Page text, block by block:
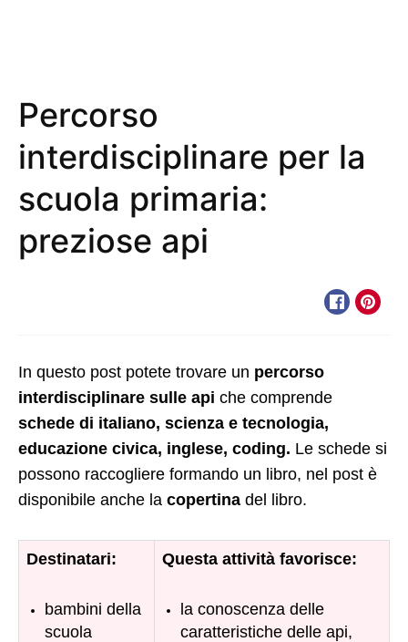
Percorso
interdisciplinare per la
scuola primaria:
preziose api
In questo post potete trovare un percorso
interdisciplinare sulle api che comprende
schede di italiano, scienza e tecnologia,
educazione civica, inglese, coding. Le schede si
possono raccogliere formando un libro, nel post è
disponibile anche la copertina del libro.
Destinatari:
bambini della
scuola
Questa attività favorisce:
la conoscenza delle
caratteristiche delle api,